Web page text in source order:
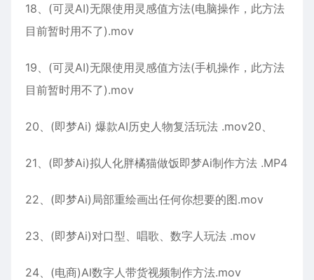
18、(可灵AI)无限使用灵感值方法(电脑操作，此方法
目前暂时用不了).mov
19、(可灵AI)无限使用灵感值方法(手机操作，此方法
目前暂时用不了).mov
20、(即梦Ai) 爆款AI历史人物复活玩法 .mov20、
21、(即梦Ai)拟人化胖橘猫做饭即梦Ai制作方法 .MP4
22、(即梦Ai)局部重绘画出任何你想要的图.mov
23、(即梦Ai)对口型、唱歌、数字人玩法 .mov
24、(电商)Al数字人带货视频制作方法.mov